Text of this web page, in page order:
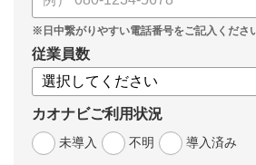
従業員数
カオナビご利用状況
未導入
不明 導入済み